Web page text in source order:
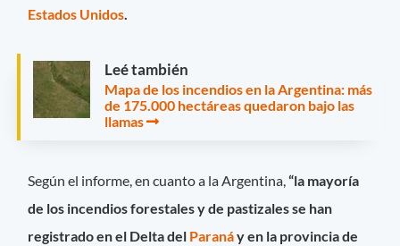
Estados Unidos
Leé también
Mapa de los incendios en la Argentina: más
de 175.000 hectáreas quedaron bajo las
llamas
Según el informe, en cuanto a la Argentina,“la mayoría
de los incendios forestales y de pastizales se han
registrado en el Delta del Paranáy en la provincia de